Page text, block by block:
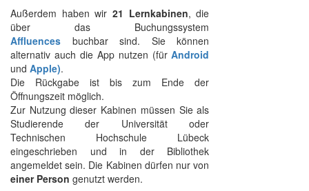
Außerdem haben wir21 Lernkabinen, die
über das Buchungssystem
Affluences buchbar sind. Sie können
alternativ auch die App nutzen (fürAndroid
und Apple).
Die Rückgabe ist bis zum Ende der
Öffnungszeit möglich.
Zur Nutzung dieser Kabinen müssen Sie als
Studierende der Universität oder
Technischen Hochschule Lübeck
eingeschrieben und in der Bibliothek
angemeldet sein. Die Kabinen dürfen nur von
einer Person genutzt werden.